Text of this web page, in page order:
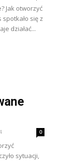
Jak otworzyć
się z
działać...
0
sytuacji,